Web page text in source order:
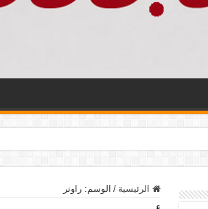
الرئيسية / الوسم:راوتر